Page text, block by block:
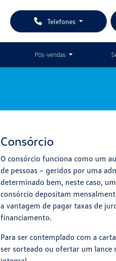
Telefones
Pós-vendas
Consórcio
O consórcio funciona como um
de pessoas – geridos por uma
determinado bem, neste caso,
consórcio depositam
a vantagem de pagar taxas de
financiamento.
Para ser contemplado com a
ser sorteado ou ofertar um lance